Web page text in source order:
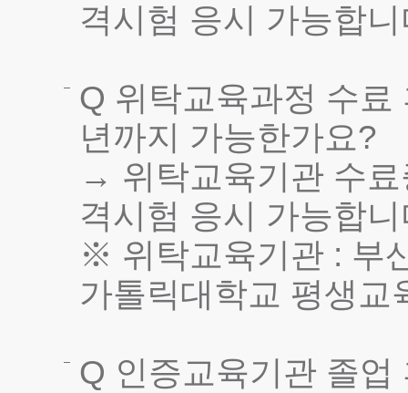
격시험 응시 가능합
Q 위탁교육과정 수
년까지 가능한가요?
→ 위탁교육기관 수
격시험 응시 가능합
※ 위탁교육기관 : 부
가톨릭대학교 평생교
Q 인증교육기관 졸업